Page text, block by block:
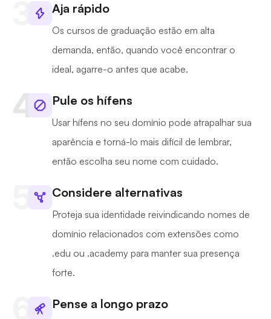
Aja rápido
Os cursos de graduação estão em alta
demanda, então, quando você encontrar o
ideal, agarre-o antes que acabe.
Pule os hífens
Usar hífens no seu domínio pode atrapalhar sua
aparência e torná-lo mais difícil de lembrar,
então escolha seu nome com cuidado.
Considere alternativas
Proteja sua identidade reivindicando nomes de
domínio relacionados com extensões como
.edu ou .academy para manter sua presença
forte.
Pense a longo prazo